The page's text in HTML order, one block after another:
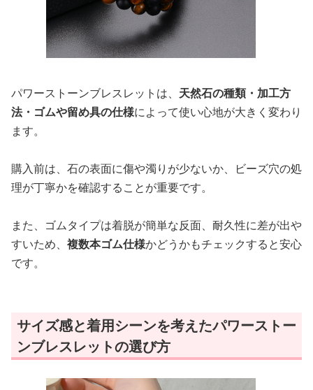
パワーストーンブレスレットは、 天然石の種類・加工方
法・ゴムや留め具の仕様によって使い心地が大きく変わり
ます。
購入前は、石の表面に傷や濁りが少ないか、ビーズ穴の処
理が丁寧かを確認することが重要です。
また、ゴムタイプは着脱が簡単な反面、耐久性に差が出や
すいため、 複数本ゴム仕様かどうかもチェックすると安心
です。
サイズ感と着用シーンを考えたパワーストー
ンブレスレットの選び方